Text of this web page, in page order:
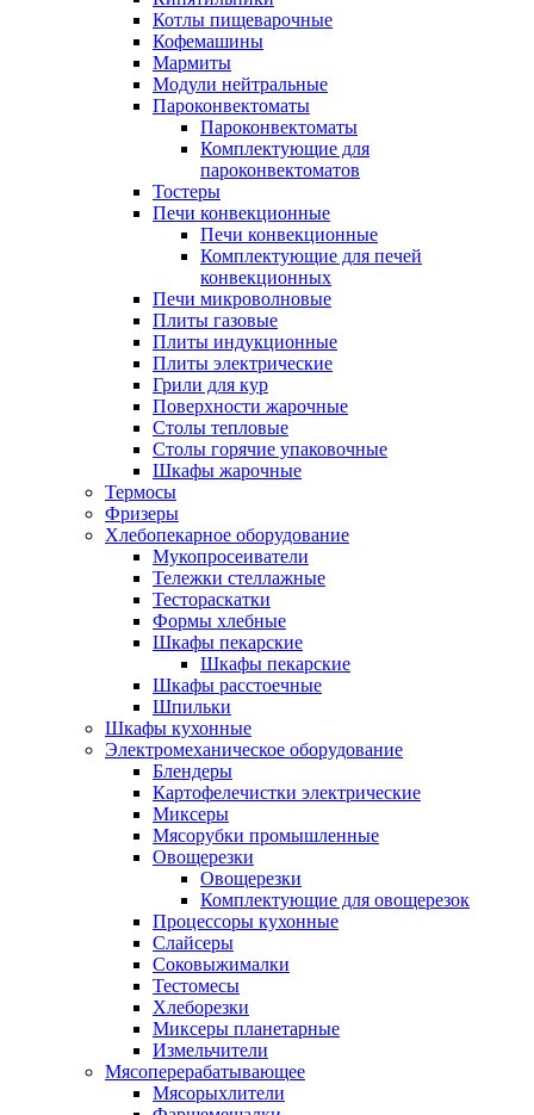
Котлы пищеварочные
Кофемашины
Мармиты
Модули нейтральные
Пароконвектоматы
Пароконвектоматы
Комплектующие для
пароконвектоматов
Тостеры
Печи конвекционные
Печи конвекционные
Комплектующие для печей
конвекционных
Печи микроволновые
Плиты газовые
Плиты индукционные
Плиты электрические
Грили для кур
Поверхности жарочные
Столы тепловые
Столы горячие упаковочные
Шкафы жарочные
Термосы
Фризеры
Хлебопекарное оборудование
Мукопросеиватели
Тележки стеллажные
Тестораскатки
Формы хлебные
Шкафы пекарские
Шкафы пекарские
Шкафы расстоечные
Шпильки
Шкафы кухонные
Электромеханическое оборудование
Блендеры
Картофелечистки электрические
Миксеры
Мясорубки промышленные
Овощерезки
Овощерезки
Комплектующие для овощерезок
Процессоры кухонные
Слайсеры
Соковыжималки
Тестомесы
Хлеборезки
Миксеры планетарные
Измельчители
Мясоперерабатывающее
Мясорыхлители